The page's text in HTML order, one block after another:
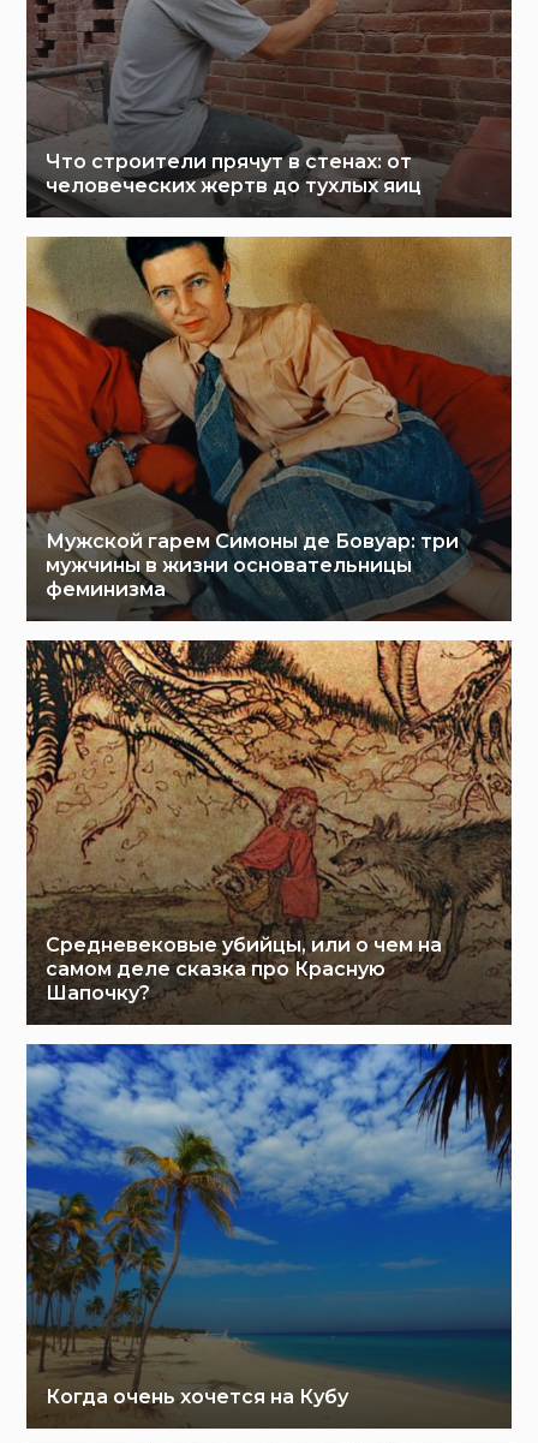
Что строители прячут в стенах: от
человеческих жертв до тухлых яиц
Мужской гарем Симоны де Бовуар: три
мужчины в жизни основательницы
феминизма
Средневековые убийцы, или о чем на
самом деле сказка про Красную
Шапочку?
Когда очень хочется на Кубу